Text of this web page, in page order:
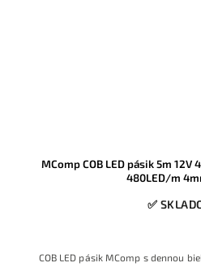
MComp COB LED pásik 5m
480LED/m
✅
COB LED pásik MComp s dennou